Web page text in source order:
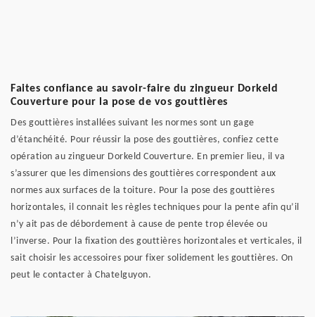
Faites confiance au savoir-faire du zingueur Dorkeld
Couverture pour la pose de vos gouttières
Des gouttières installées suivant les normes sont un gage
d’étanchéité. Pour réussir la pose des gouttières, confiez cette
opération au zingueur Dorkeld Couverture. En premier lieu, il va
s’assurer que les dimensions des gouttières correspondent aux
normes aux surfaces de la toiture. Pour la pose des gouttières
horizontales, il connait les règles techniques pour la pente afin qu’il
n’y ait pas de débordement à cause de pente trop élevée ou
l’inverse. Pour la fixation des gouttières horizontales et verticales, il
sait choisir les accessoires pour fixer solidement les gouttières. On
peut le contacter à Chatelguyon.